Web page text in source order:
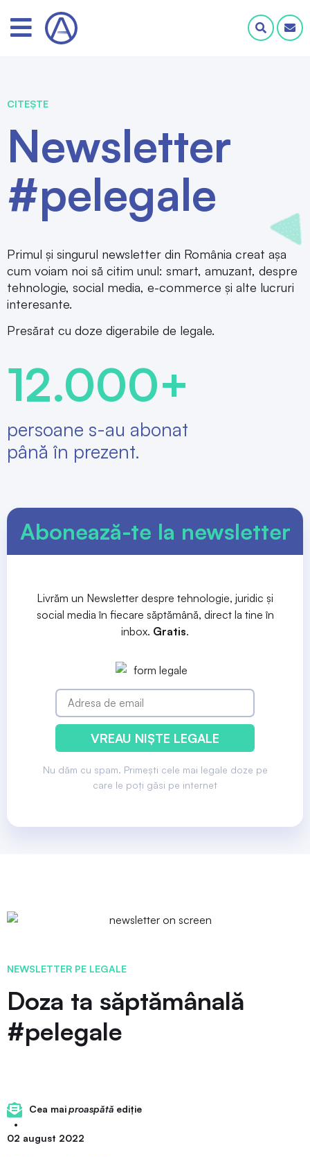
CITEȘTE
Newsletter
#pelegale
Primul și singurul newsletter din România creat așa
cum voiam noi să citim unul: smart, amuzant, despre
tehnologie, social media, e-commerce și alte lucruri
interesante.
Presărat cu doze digerabile de legale.
12.000+
persoane s-au abonat
până în prezent.
Abonează-te la newsletter
Livrăm un Newsletter despre tehnologie, juridic și
social media în fiecare săptămână, direct la tine în
inbox. Gratis.
VREAU NIȘTE LEGALE
Nu dăm cu spam. Primești cele mai legale doze pe
care le poți găsi pe internet
NEWSLETTER PE LEGALE
Doza ta săptămânală
#pelegale
Cea maiproaspătă ediție
•
02 august 2022